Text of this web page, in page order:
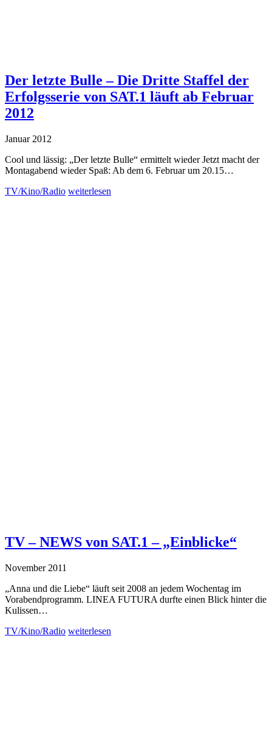
Der letzte Bulle – Die Dritte Staffel der
Erfolgsserie von SAT.1 läuft ab Februar
2012
Januar 2012
Cool und lässig: „Der letzte Bulle“ ermittelt wieder Jetzt macht der
Montagabend wieder Spaß: Ab dem 6. Februar um 20.15…
TV/Kino/Radio weiterlesen
TV – NEWS von SAT.1 – „Einblicke“
November 2011
„Anna und die Liebe“ läuft seit 2008 an jedem Wochentag im
Vorabendprogramm. LINEA FUTURA durfte einen Blick hinter die
Kulissen…
TV/Kino/Radio weiterlesen